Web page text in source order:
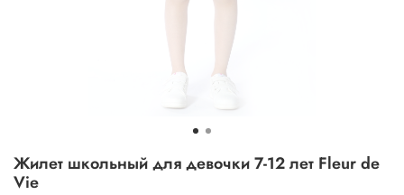
Жилет школьный для девочки 7-12 лет Fleur de
Vie